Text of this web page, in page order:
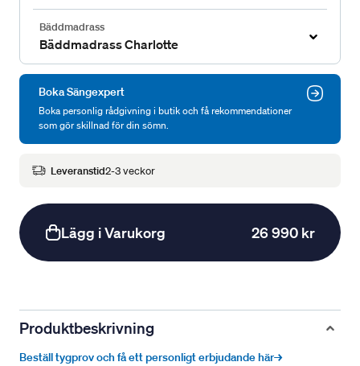
Bäddmadrass
Bäddmadrass Charlotte
Boka Sängexpert
Boka personlig rådgivning i butik och få rekommendationer
som gör skillnad för din sömn.
Leveranstid2-3 veckor
Lägg i Varukorg 26 990 kr
Produktbeskrivning
Beställ tygprov och få ett personligt erbjudande här→